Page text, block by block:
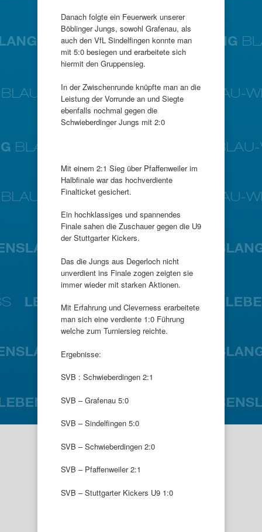
Danach folgte ein Feuerwerk unserer
Böblinger Jungs, sowohl Grafenau, als
auch den VfL Sindelfingen konnte man
mit 5:0 besiegen und erarbeitete sich
hiermit den Gruppensieg.
In der Zwischenrunde knüpfte man an die
Leistung der Vorrunde an und Siegte
ebenfalls nochmal gegen die
Schwieberdinger Jungs mit 2:0
Mit einem 2:1 Sieg über Pfaffenweiler im
Halbfinale war das hochverdiente
Finalticket gesichert.
Ein hochklassiges und spannendes
Finale sahen die Zuschauer gegen die U9
der Stuttgarter Kickers.
Das die Jungs aus Degerloch nicht
unverdient ins Finale zogen zeigten sie
immer wieder mit starken Aktionen.
Mit Erfahrung und Cleverness erarbeitete
man sich eine verdiente 1:0 Führung
welche zum Turniersieg reichte.
Ergebnisse:
SVB : Schwieberdingen 2:1
SVB – Grafenau 5:0
SVB – Sindelfingen 5:0
SVB – Schwieberdingen 2:0
SVB – Pfaffenweiler 2:1
SVB – Stuttgarter Kickers U9 1:0